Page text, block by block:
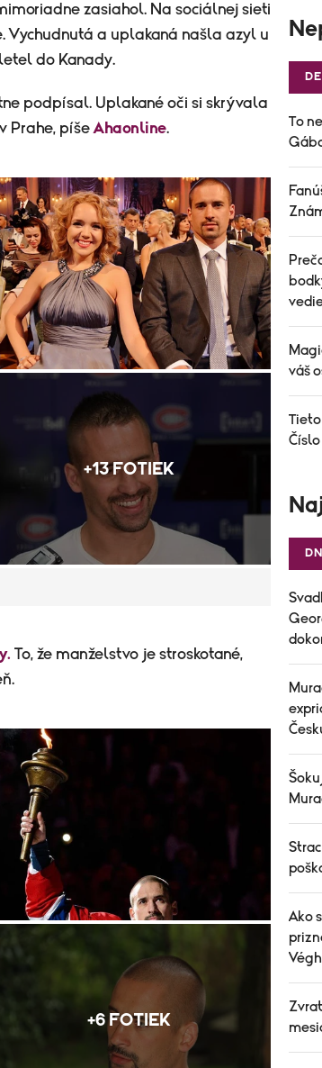
zasiahol. Na sociálnej sieti
Vychudnutá a uplakaná našla azyl u
do Kanady.
podpísal. Uplakané oči si skrývala
Prahe, píšeAhaonline.
+13 FOTIEK
To, že manželstvo je stroskotané,
+6 FOTIEK
To
váš
Ako